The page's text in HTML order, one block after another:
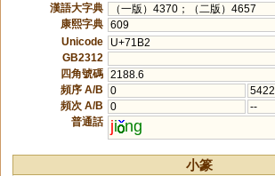
漢語大字典
（一版）4370；（二版）4657
康熙字典 609
Unicode
U+71B2
GB2312
四角號碼 2188.6
頻序 A/B
0
5422
頻次 A/B
0
--
普通話
ji ng
小篆